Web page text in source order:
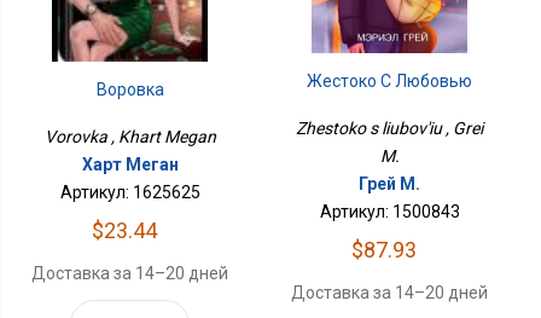
Воровка
Vorovka , Khart Megan
Харт Меган
Артикул: 1625625
$23.44
Доставка за 14–20 дней
Жестоко С Любовью
Zhestoko s liubov'iu , Grei
M.
Грей М.
Артикул: 1500843
$87.93
Доставка за 14–20 дней